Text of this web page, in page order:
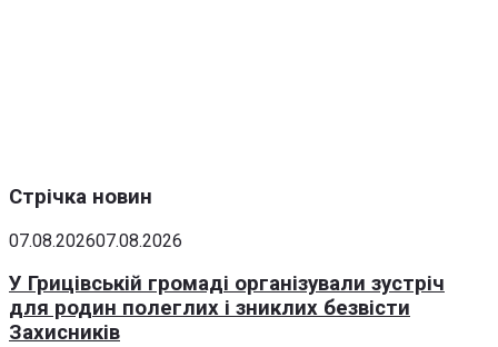
Стрічка новин
07.08.202607.08.2026
У Грицівській громаді організували зустріч
для родин полеглих і зниклих безвісти
Захисників